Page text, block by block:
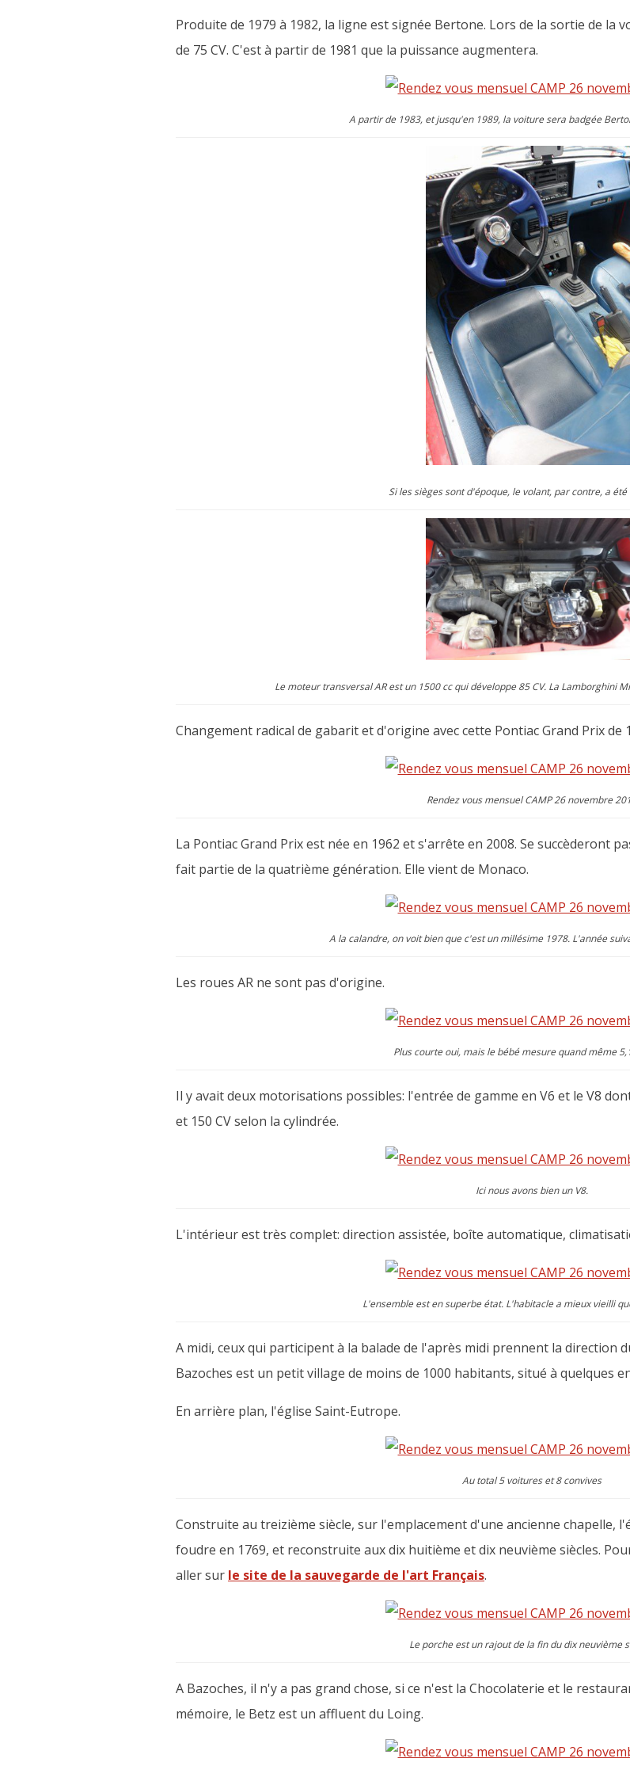
Produite de 1979 à 1982, la ligne est signée Bertone. Lors de la sortie de la
de 75 CV. C'est à partir de 1981 que la puissance augmentera.
A partir de 1983, et jusqu'en 1989, la voiture sera badgée
Si les sièges sont d'époque, le volant, par contre, a
Le moteur transversal AR est un 1500 cc qui développe 85 CV. La Lamborghini
Changement radical de gabarit et d'origine avec cette Pontiac Grand Prix de
Rendez vous mensuel CAMP 26 novembre
La Pontiac Grand Prix est née en 1962 et s'arrête en 2008. Se succèderont
fait partie de la quatrième génération. Elle vient de Monaco.
A la calandre, on voit bien que c'est un millésime 1978. L'année
Les roues AR ne sont pas d'origine.
Plus courte oui, mais le bébé mesure quand même
Il y avait deux motorisations possibles: l'entrée de gamme en V6 et le V8
et 150 CV selon la cylindrée.
Ici nous avons bien un V8.
L'intérieur est très complet: direction assistée, boîte automatique,
L'ensemble est en superbe état. L'habitacle a mieux vieilli
A midi, ceux qui participent à la balade de l'après midi prennent la direction
Bazoches est un petit village de moins de 1000 habitants, situé à quelques
En arrière plan, l'église Saint-Eutrope.
Au total 5 voitures et 8 convives
Construite au treizième siècle, sur l'emplacement d'une ancienne chapelle,
foudre en 1769, et reconstruite aux dix huitième et dix neuvième siècles.
aller sur le site de la sauvegarde de l'art Français.
Le porche est un rajout de la fin du dix neuvième
A Bazoches, il n'y a pas grand chose, si ce n'est la Chocolaterie et le
mémoire, le Betz est un affluent du Loing.